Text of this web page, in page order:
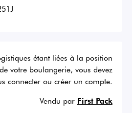
étant liées à la position
votre boulangerie, vous devez
connecter ou créer un compte.
Vendu par First Pack